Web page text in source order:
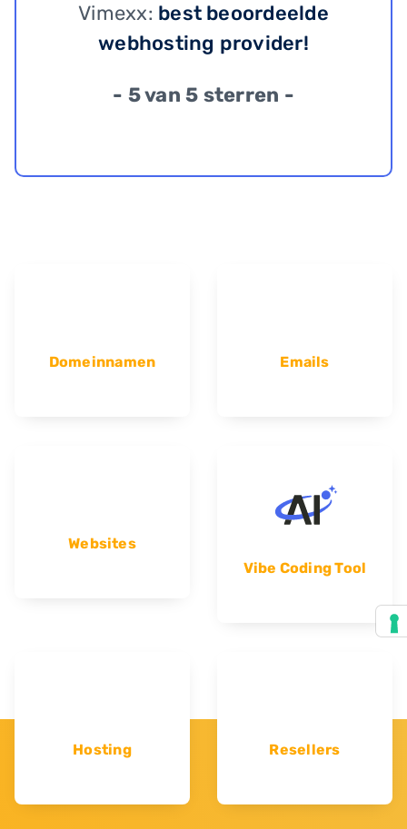
Vimexx: best beoordeelde
webhosting provider!
- 5 van 5 sterren -
Domeinnamen Emails
Websites
Vibe Coding Tool
Hosting Resellers